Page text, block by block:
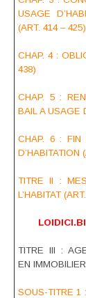
USAGE
(ART. 414 – 425)
CHAP. 4 :
438)
CHAP. 5 :
BAIL A USAGE
CHAP. 6 : FIN
D’HABITATION
TITRE II :
L’HABITAT
TITRE III :
EN IMMOBILIER
SOUS-TITRE 1